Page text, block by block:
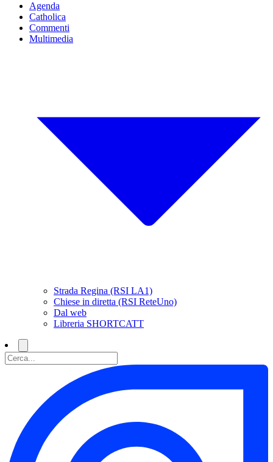
Agenda
Catholica
Commenti
Multimedia
Strada Regina (RSI LA1)
Chiese in diretta (RSI ReteUno)
Dal web
Libreria SHORTCATT